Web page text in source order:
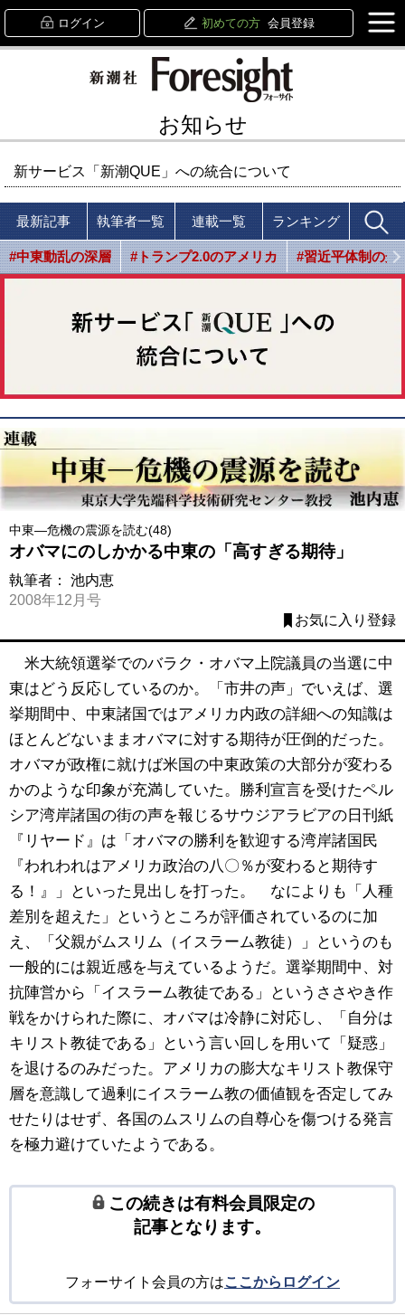
ログイン 初めての方 会員登録
お知らせ
新サービス「新潮QUE」への統合について
最新記事 執筆者一覧 連載一覧 ランキング
#中東動乱の深層 #トランプ2.0のアメリカ #習近平体制の光
中東―危機の震源を読む(48)
オバマにのしかかる中東の「高すぎる期待」
執筆者： 池内恵
2008年12月号
お気に入り登録
米大統領選挙でのバラク・オバマ上院議員の当選に中
東はどう反応しているのか。「市井の声」でいえば、選
挙期間中、中東諸国ではアメリカ内政の詳細への知識は
ほとんどないままオバマに対する期待が圧倒的だった。
オバマが政権に就けば米国の中東政策の大部分が変わる
かのような印象が充満していた。勝利宣言を受けたペル
シア湾岸諸国の街の声を報じるサウジアラビアの日刊紙
『リヤード』は「オバマの勝利を歓迎する湾岸諸国民
『われわれはアメリカ政治の八〇％が変わると期待す
る！』」といった見出しを打った。 なによりも「人種
差別を超えた」というところが評価されているのに加
え、「父親がムスリム（イスラーム教徒）」というのも
一般的には親近感を与えているようだ。選挙期間中、対
抗陣営から「イスラーム教徒である」というささやき作
戦をかけられた際に、オバマは冷静に対応し、「自分は
キリスト教徒である」という言い回しを用いて「疑惑」
を退けるのみだった。アメリカの膨大なキリスト教保守
層を意識して過剰にイスラーム教の価値観を否定してみ
せたりはせず、各国のムスリムの自尊心を傷つける発言
を極力避けていたようである。
この続きは有料会員限定の
記事となります。
フォーサイト会員の方はここからログイン